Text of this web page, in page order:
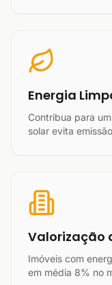
Energia
Contribua para
solar evita
Valorização
Imóveis com
em média 8% no